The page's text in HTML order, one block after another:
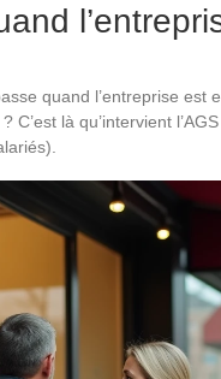
quand l’entreprise est
C’est là qu’intervient